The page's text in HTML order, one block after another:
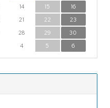
14 15
16
21 22
23
28 29
30
4 5 6